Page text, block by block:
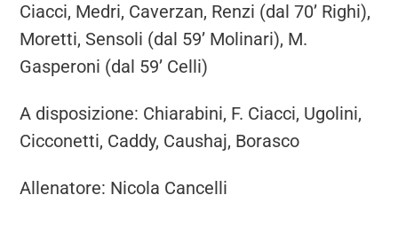
Ciacci, Medri, Caverzan, Renzi (dal 70’ Righi),
Moretti, Sensoli (dal 59’ Molinari), M.
Gasperoni (dal 59’ Celli)
A disposizione: Chiarabini, F. Ciacci, Ugolini,
Cicconetti, Caddy, Caushaj, Borasco
Allenatore: Nicola Cancelli